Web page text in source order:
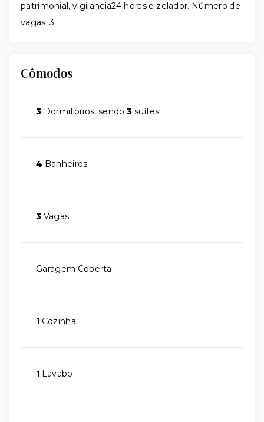
patrimonial, vigilancia24 horas e zelador. Número de
vagas: 3
Cômodos
3 Dormitórios, sendo3 suítes
4 Banheiros
3 Vagas
Garagem Coberta
1 Cozinha
1 Lavabo